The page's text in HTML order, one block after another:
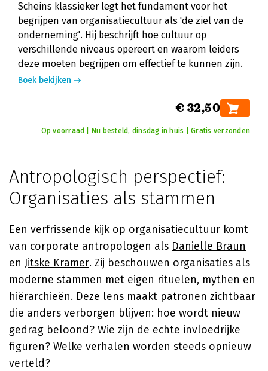
Scheins klassieker legt het fundament voor het
begrijpen van organisatiecultuur als 'de ziel van de
onderneming'. Hij beschrijft hoe cultuur op
verschillende niveaus opereert en waarom leiders
deze moeten begrijpen om effectief te kunnen zijn.
Boek bekijken
€ 32,50
Op voorraad | Nu besteld, dinsdag in huis | Gratis verzonden
Antropologisch perspectief:
Organisaties als stammen
Een verfrissende kijk op organisatiecultuur komt
van corporate antropologen als Danielle Braun
en Jitske Kramer. Zij beschouwen organisaties als
moderne stammen met eigen rituelen, mythen en
hiërarchieën. Deze lens maakt patronen zichtbaar
die anders verborgen blijven: hoe wordt nieuw
gedrag beloond? Wie zijn de echte invloedrijke
figuren? Welke verhalen worden steeds opnieuw
verteld?